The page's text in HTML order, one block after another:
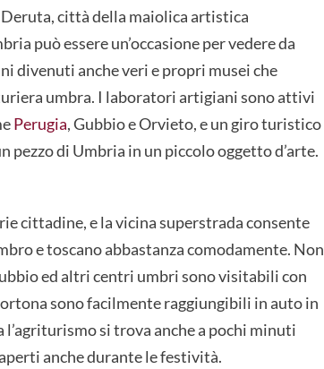
città della maiolica artistica
può essere un’occasione per vedere da
divenuti anche veri e propri musei che
umbra. I laboratori artigiani sono attivi
Perugia, Gubbio e Orvieto, e un giro turistico
pezzo di Umbria in un piccolo oggetto d’arte.
cittadine, e la vicina superstrada consente
e toscano abbastanza comodamente. Non
ed altri centri umbri sono visitabili con
sono facilmente raggiungibili in auto in
l’agriturismo si trova anche a pochi minuti
anche durante le festività.